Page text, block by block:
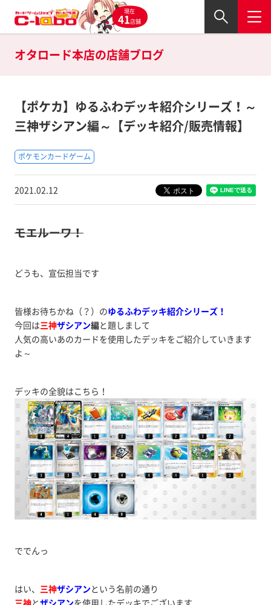
現在
41店舗
オタロード本店の店舗ブログ
【ポケカ】ゆるふわデッキ紹介シリーズ！～
三神ザシアン編～【デッキ紹介/販売情報】
ポケモンカードゲーム
2021.02.12
モエルーワ！
どうも、宣伝担当です
皆様お待ちかね（？）のゆるふわデッキ紹介シリーズ！
今回は三神ザシアン編と題しまして
人気の高いあのカードを使用したデッキをご紹介していきます
よ～
デッキの全貌はこちら！
ででんっ
はい、 三神ザシアンという名前の通り